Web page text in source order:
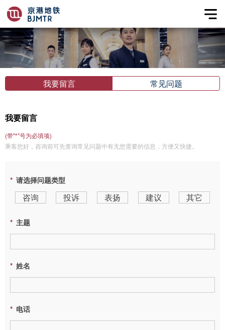
我要留言 常见问题
我要留言
(带"*"号为必填项)
乘客您好，咨询前可先查询常见问题中有无您需要的信息，方便又快捷。
请选择问题类型
咨询 投诉 表扬 建议 其它
主题
姓名
电话